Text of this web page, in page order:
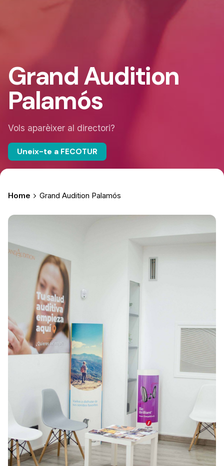
Grand Audition
Palamós
Vols aparèixer al directori?
Uneix-te a FECOTUR
Home Grand Audition Palamós